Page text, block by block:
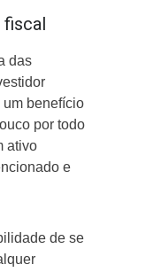
fiscal
das
benefício
por todo
ativo
e
de se